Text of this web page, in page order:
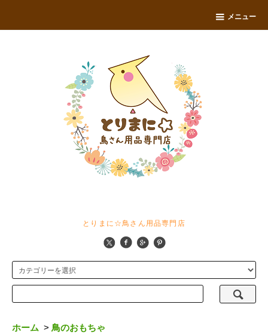
メニュー
とりまに☆鳥さん用品専門店
ホーム > 鳥のおもちゃ